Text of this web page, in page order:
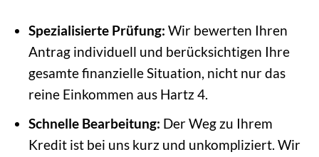
Spezialisierte Prüfung: Wir bewerten Ihren
Antrag individuell und berücksichtigen Ihre
gesamte finanzielle Situation, nicht nur das
reine Einkommen aus Hartz 4.
Schnelle Bearbeitung: Der Weg zu Ihrem
Kredit ist bei uns kurz und unkompliziert. Wir